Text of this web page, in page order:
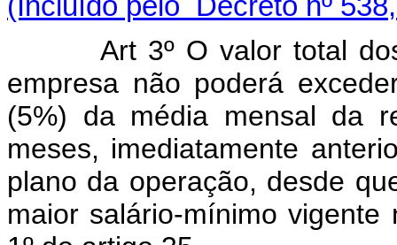
Art 3º O valor total
empresa não poderá
(5%) da média mensal da
meses, imediatamente
plano da operação, desde
maior salário-mínimo